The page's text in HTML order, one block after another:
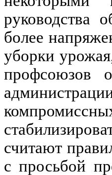
руководства
более
уборки
профсоюзов
считают
с просьбой